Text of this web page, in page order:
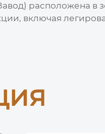
расположена в
включая